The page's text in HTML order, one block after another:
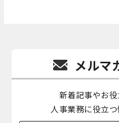
メルマ
新着記事やお
人事業務に役立